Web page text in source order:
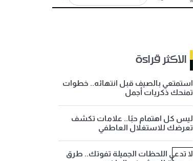
الاكثر قراءة
استمتعي بالصيف قبل انتهائه.. خطوات
تمنحك ذكريات أجمل
ليس كل اهتمام حبًا.. علامات تكشف
تعرضك للاستغلال العاطفي
لا تدعي اللحظات الجميلة تفوتك.. طرق